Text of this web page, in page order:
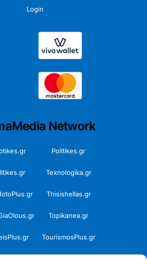
Login
Network
Politikes.gr
Texnologika.gr
Thisishellas.gr
Topikanea.gr
TourismosPlus.gr